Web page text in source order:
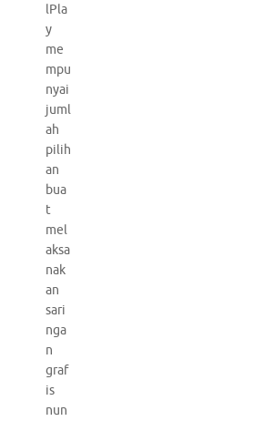
lPla
y
me
mpu
nyai
juml
ah
pilih
an
bua
t
mel
aksa
nak
an
sari
nga
n
graf
is
nun